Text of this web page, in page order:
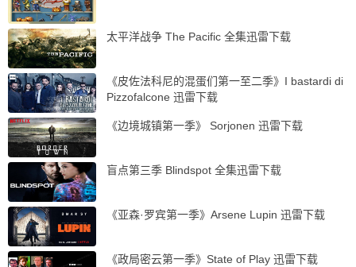
太平洋战争 The Pacific 全集迅雷下载
《皮佐法科尼的混蛋们第一至二季》I bastardi di
Pizzofalcone 迅雷下载
《边境城镇第一季》 Sorjonen 迅雷下载
盲点第三季 Blindspot 全集迅雷下载
《亚森·罗宾第一季》Arsene Lupin 迅雷下载
《政局密云第一季》State of Play 迅雷下载